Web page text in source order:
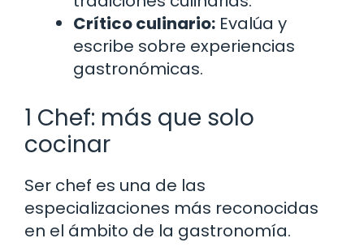
Crítico culinario: Evalúa y
escribe sobre experiencias
gastronómicas.
1 Chef: más que solo
cocinar
Ser chef es una de las
especializaciones más reconocidas
en el ámbito de la gastronomía.